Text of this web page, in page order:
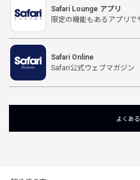
Safari Lounge アプリ
限定の機能もあるアプリで
Safari Online
Safari公式ウェブマガジン
よくあ